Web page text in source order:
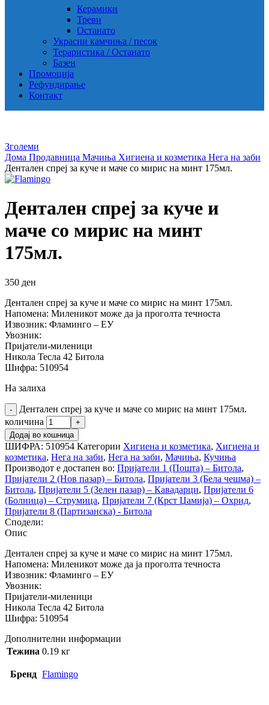
Керамики
Треви
Останато
Украсни камчиња / песок
Тераристика / Останато
Базен
Промоција
Рефундирање
Контакт
Зголеми
Дома Продавница Мачиња Хигиена и козметика Нега на заби
Дентален спреј за куче и маче со мирис на минт 175мл.
Дентален спреј за куче и
маче со мирис на минт
175мл.
350 ден
Дентален спреј за куче и маче со мирис на минт 175мл.
Напомена: Миленикот може да ја проголта течноста
Извозник: Фламинго – ЕУ
Увозник:
Пријатели-миленици
Никола Тесла 42 Битола
Шифра: 510954
На залиха
Дентален спреј за куче и маче со мирис на минт 175мл.
количина
Додај во кошница
ШИФРА: 510954 Категории Хигиена и козметика, Хигиена и
козметика, Нега на заби, Нега на заби, Мачиња, Кучиња
Производот е достапен во: Пријатели 1 (Пошта) – Битола,
Пријатели 2 (Нов пазар) – Битола, Пријатели 3 (Бела чешма) –
Битола, Пријатели 5 (Зелен пазар) – Кавадарци, Пријатели 6
(Болница) – Струмица, Пријатели 7 (Крст Џамија) – Охрид,
Пријатели 8 (Партизанска) - Битола
Сподели:
Опис
Дентален спреј за куче и маче со мирис на минт 175мл.
Напомена: Миленикот може да ја проголта течноста
Извозник: Фламинго – ЕУ
Увозник:
Пријатели-миленици
Никола Тесла 42 Битола
Шифра: 510954
Дополнителни информации
Тежина 0.19 кг
Бренд Flamingo